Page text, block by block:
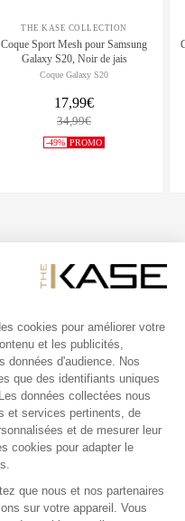
THE KASE COLLECTION
Coque Sport Mesh pour Samsung
Galaxy S20, Noir de jais
Coque Galaxy S20
17,99€
34,99€
-49% PROMO